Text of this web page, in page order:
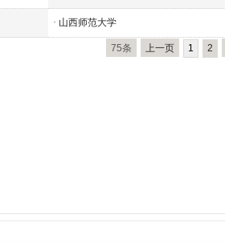
· 山西师范大学
75条 上一页 1 2